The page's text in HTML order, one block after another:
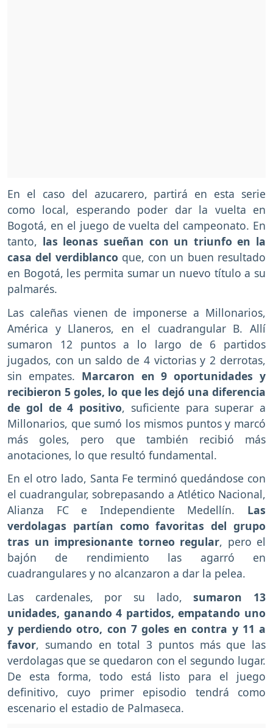
En el caso del azucarero, partirá en esta serie
como local, esperando poder dar la vuelta en
Bogotá, en el juego de vuelta del campeonato. En
tanto, las leonas sueñan con un triunfo en la
casa del verdiblanco que, con un buen resultado
en Bogotá, les permita sumar un nuevo título a su
palmarés.
Las caleñas vienen de imponerse a Millonarios,
América y Llaneros, en el cuadrangular B. Allí
sumaron 12 puntos a lo largo de 6 partidos
jugados, con un saldo de 4 victorias y 2 derrotas,
sin empates. Marcaron en 9 oportunidades y
recibieron 5 goles, lo que les dejó una diferencia
de gol de 4 positivo, suficiente para superar a
Millonarios, que sumó los mismos puntos y marcó
más goles, pero que también recibió más
anotaciones, lo que resultó fundamental.
En el otro lado, Santa Fe terminó quedándose con
el cuadrangular, sobrepasando a Atlético Nacional,
Alianza FC e Independiente Medellín. Las
verdolagas partían como favoritas del grupo
tras un impresionante torneo regular, pero el
bajón de rendimiento las agarró en
cuadrangulares y no alcanzaron a dar la pelea.
Las cardenales, por su lado,sumaron 13
unidades, ganando 4 partidos, empatando uno
y perdiendo otro, con 7 goles en contra y 11 a
favor, sumando en total 3 puntos más que las
verdolagas que se quedaron con el segundo lugar.
De esta forma, todo está listo para el juego
definitivo, cuyo primer episodio tendrá como
escenario el estadio de Palmaseca.